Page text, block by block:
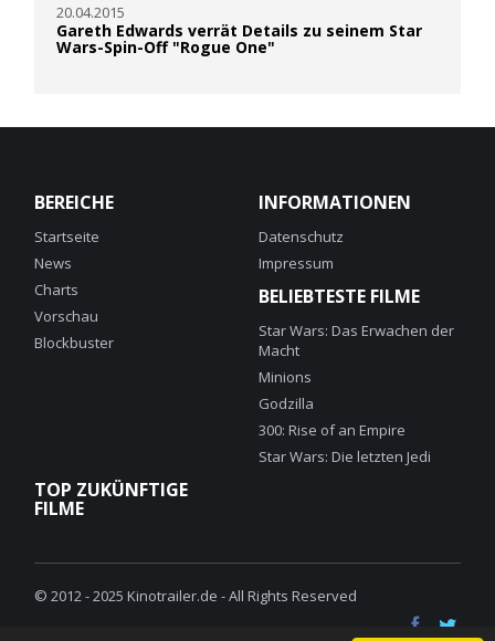
20.04.2015
Gareth Edwards verrät Details zu seinem Star
Wars-Spin-Off "Rogue One"
BEREICHE
Startseite
News
Charts
Vorschau
Blockbuster
INFORMATIONEN
Datenschutz
Impressum
BELIEBTESTE FILME
Star Wars: Das Erwachen der
Macht
Minions
Godzilla
300: Rise of an Empire
Star Wars: Die letzten Jedi
TOP ZUKÜNFTIGE
FILME
© 2012 - 2025 Kinotrailer.de - All Rights Reserved